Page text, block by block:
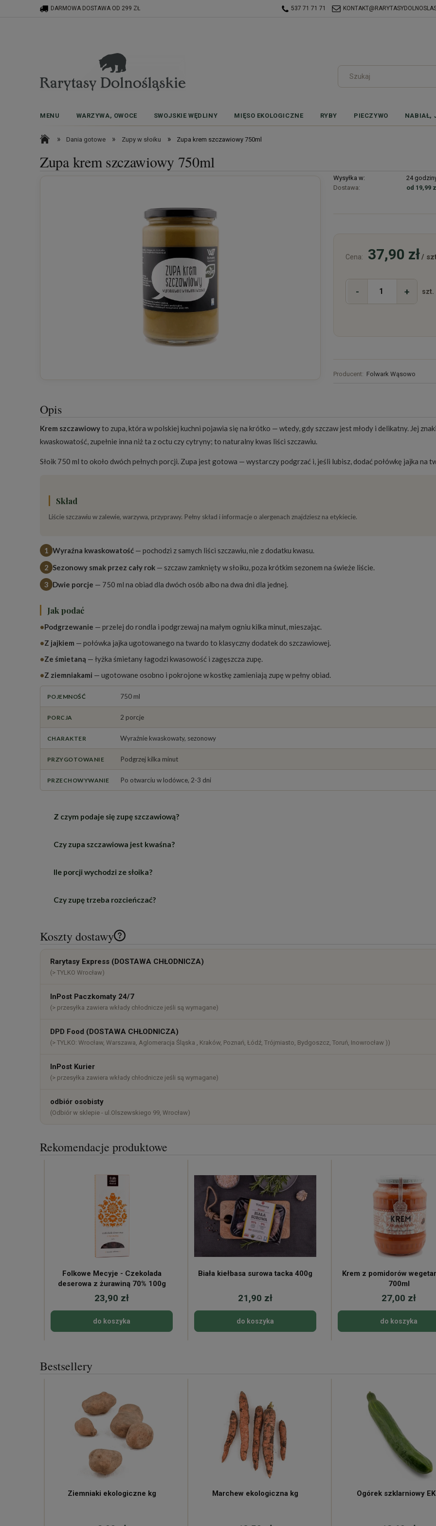
DARMOWA DOSTAWA OD 299 ZŁ 537 71 71 71
MENU WARZYWA, OWOCE SWOJSKIE WĘDLINY MIĘSO EKOLOGICZNE RYBY PIECZYWO NABIAŁ,
» Dania gotowe » Zupy w słoiku » Zupa krem szczawiowy 750ml
Zupa krem szczawiowy 750ml
Wysyłka w:
24
Dostawa:
od 19,99
Cena: 37,90 zł/
- + szt.
Producent: Folwark Wąsowo
Opis
Krem szczawiowyto zupa, która w polskiej kuchni pojawia się na krótko — wtedy, gdy szczaw jest młody i delikatny. Jej
kwaskowatość, zupełnie inna niż ta z octu czy cytryny; to naturalny kwas liści szczawiu.
Słoik 750 ml to około dwóch pełnych porcji. Zupa jest gotowa — wystarczy podgrzać i, jeśli lubisz, dodać połówkę jajka na
Skład
Liście szczawiu w zalewie, warzywa, przyprawy. Pełny skład i informacje o alergenach znajdziesz na etykiecie.
1 Wyraźna kwaskowatość — pochodzi z samych liści szczawiu, nie z dodatku kwasu.
2 Sezonowy smak przez cały rok — szczaw zamknięty w słoiku, poza krótkim sezonem na świeże liście.
3 Dwie porcje — 750 ml na obiad dla dwóch osób albo na dwa dni dla jednej.
Jak podać
•Podgrzewanie — przelej do rondla i podgrzewaj na małym ogniu kilka minut, mieszając.
•Z jajkiem — połówka jajka ugotowanego na twardo to klasyczny dodatek do szczawiowej.
•Ze śmietaną — łyżka śmietany łagodzi kwasowość i zagęszcza zupę.
•Z ziemniakami — ugotowane osobno i pokrojone w kostkę zamieniają zupę w pełny obiad.
POJEMNOŚĆ 750 ml
PORCJA 2 porcje
CHARAKTER Wyraźnie kwaskowaty, sezonowy
PRZYGOTOWANIE Podgrzej kilka minut
PRZECHOWYWANIE Po otwarciu w lodówce, 2-3 dni
Z czym podaje się zupę szczawiową?
Klasycznie z połówką jajka ugotowanego na twardo i łyżką śmietany. Dobrze pasują też ziemniaki pokrojone w
Czy zupa szczawiowa jest kwaśna?
Ma wyraźną, przyjemną kwaskowatość pochodzącą z samych liści szczawiu. Śmietana albo jajko wyraźnie ją
Ile porcji wychodzi ze słoika?
Około dwóch pełnych porcji obiadowych albo trzech mniejszych, jeśli podajesz zupę jako pierwsze danie.
Czy zupę trzeba rozcieńczać?
Nie — to gotowa zupa, nie koncentrat. Wystarczy ją podgrzać.
Koszty dostawy
Cena nie zawiera ewentualnych kosztów
Rarytasy Express (DOSTAWA CHŁODNICZA)
(> TYLKO Wrocław)
InPost Paczkomaty 24/7
(> przesyłka zawiera wkłady chłodnicze jeśli są wymagane)
DPD Food (DOSTAWA CHŁODNICZA)
(> TYLKO: Wrocław, Warszawa, Aglomeracja Śląska , Kraków, Poznań, Łódź, Trójmiasto, Bydgoszcz, Toruń, Inowrocław ))
InPost Kurier
(> przesyłka zawiera wkłady chłodnicze jeśli są wymagane)
odbiór osobisty
(Odbiór w sklepie - ul.Olszewskiego 99, Wrocław)
Rekomendacje produktowe
Folkowe Mecyje - Czekolada
deserowa z żurawiną 70% 100g
23,90 zł
do koszyka
Biała kiełbasa surowa tacka 400g
21,90 zł
do koszyka
Krem z pomidorów
700ml
27,00 zł
do koszyka
Bestsellery
Ziemniaki ekologiczne kg Marchew ekologiczna kg Ogórek szklarniowy